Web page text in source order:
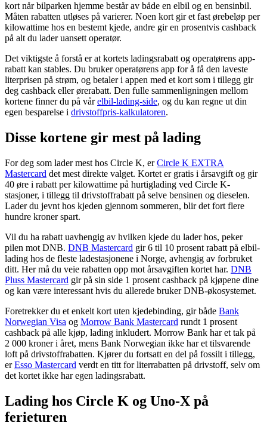
kort når bilparken hjemme består av både en elbil og en bensinbil.
Måten rabatten utløses på varierer. Noen kort gir et fast ørebeløp per
kilowattime hos en bestemt kjede, andre gir en prosentvis cashback
på alt du lader uansett operatør.
Det viktigste å forstå er at kortets ladingsrabatt og operatørens app-
rabatt kan stables. Du bruker operatørens app for å få den laveste
literprisen på strøm, og betaler i appen med et kort som i tillegg gir
deg cashback eller ørerabatt. Den fulle sammenligningen mellom
kortene finner du på vårelbil-lading-side, og du kan regne ut din
egen besparelse i drivstoffpris-kalkulatoren.
Disse kortene gir mest på lading
For deg som lader mest hos Circle K, erCircle K EXTRA
Mastercard det mest direkte valget. Kortet er gratis i årsavgift og gir
40 øre i rabatt per kilowattime på hurtiglading ved Circle K-
stasjoner, i tillegg til drivstoffrabatt på selve bensinen og dieselen.
Lader du jevnt hos kjeden gjennom sommeren, blir det fort flere
hundre kroner spart.
Vil du ha rabatt uavhengig av hvilken kjede du lader hos, peker
pilen mot DNB. DNB Mastercard gir 6 til 10 prosent rabatt på elbil-
lading hos de fleste ladestasjonene i Norge, avhengig av forbruket
ditt. Her må du veie rabatten opp mot årsavgiften kortet har. DNB
Pluss Mastercard gir på sin side 1 prosent cashback på kjøpene dine
og kan være interessant hvis du allerede bruker DNB-økosystemet.
Foretrekker du et enkelt kort uten kjedebinding, gir både Bank
Norwegian Visa og Morrow Bank Mastercard rundt 1 prosent
cashback på alle kjøp, lading inkludert. Morrow Bank har et tak på
2 000 kroner i året, mens Bank Norwegian ikke har et tilsvarende
loft på drivstoffrabatten. Kjører du fortsatt en del på fossilt i tillegg,
erEsso Mastercard verdt en titt for literrabatten på drivstoff, selv om
det kortet ikke har egen ladingsrabatt.
Lading hos Circle K og Uno-X på
ferieturen